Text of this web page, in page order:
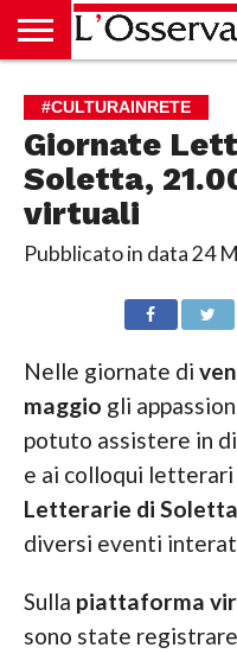
CULTURA
ECONOMIA
RUBRICHE
ARCHIVIO
PODCAST
ABBONAMENTO
CHI
SIAMO
ACCEDI
#CULTURAINRETE
Giornate
Soletta,
virtuali
Pubblicato in data24
Nelle giornate di
maggio gli
potuto assistere in
e ai colloqui
Letterarie di Soletta
diversi eventi
Sulla piattaforma
sono state